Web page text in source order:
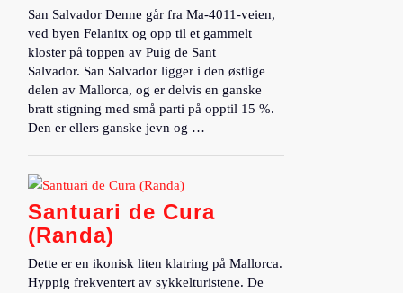
San Salvador Denne går fra Ma-4011-veien,
ved byen Felanitx og opp til et gammelt
kloster på toppen av Puig de Sant
Salvador. San Salvador ligger i den østlige
delen av Mallorca, og er delvis en ganske
bratt stigning med små parti på opptil 15 %.
Den er ellers ganske jevn og …
Santuari de Cura
(Randa)
Dette er en ikonisk liten klatring på Mallorca.
Hyppig frekventert av sykkelturistene. De